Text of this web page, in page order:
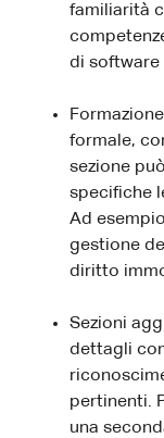
familiarità
di software
formale,
sezione
specifiche
Ad
gestione
diritto
Sezioni
dettagli
pertinenti.
una